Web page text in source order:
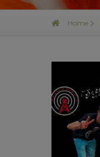
Home